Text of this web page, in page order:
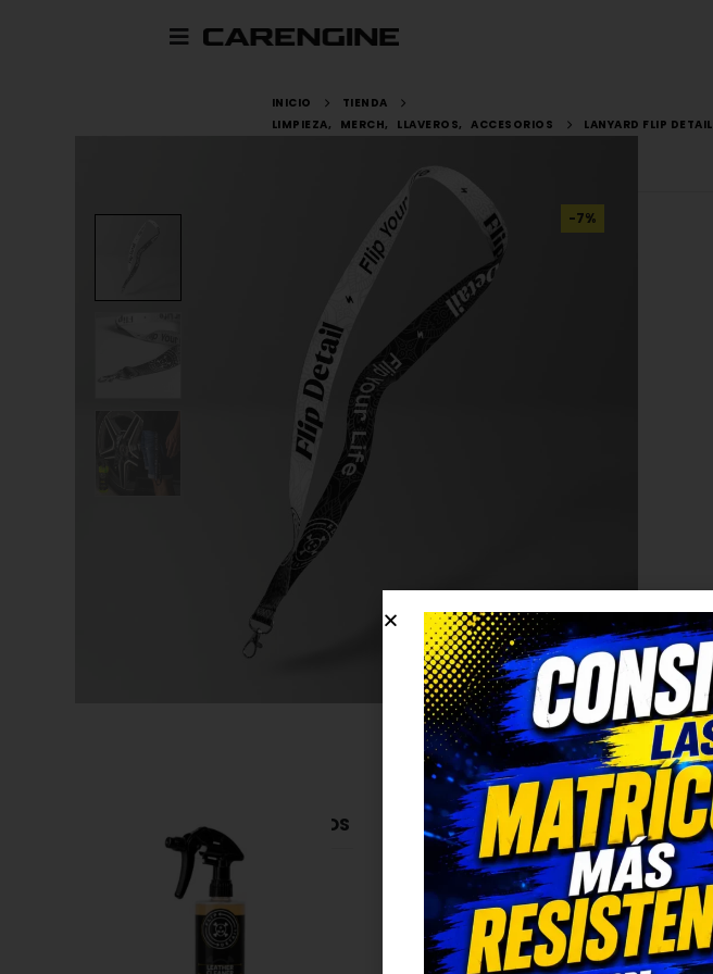
INICIO
TIENDA
LIMPIEZA, MERCH, LLAVEROS, ACCESORIOS LANYARD FLIP DETAIL
-7%
PRODUCTOS RELACIONADOS